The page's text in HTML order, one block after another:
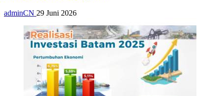
adminCN 29 Juni 2026